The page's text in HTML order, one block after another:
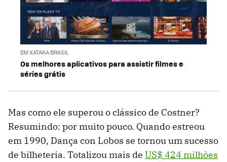
EM XATAKA BRASIL
Os melhores aplicativos para assistir filmes e
séries grátis
Mas como ele superou o clássico de Costner?
Resumindo: por muito pouco. Quando estreou
em 1990, Dança con Lobos se tornou um sucesso
de bilheteria. Totalizou mais de US$ 424 milhões